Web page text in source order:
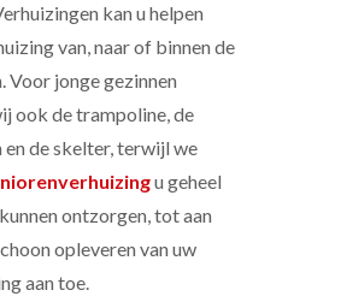
kan u helpen
van, naar of binnen de
Voor jonge gezinnen
ook de trampoline, de
de skelter, terwijl we
u geheel
ontzorgen, tot aan
opleveren van uw
aan toe.